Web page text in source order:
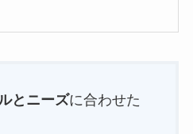
とニーズに合わせた